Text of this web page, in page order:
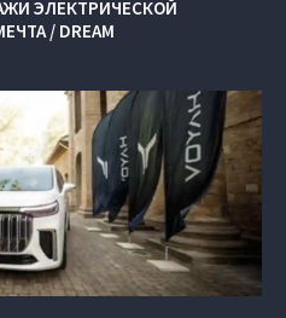
ЭЛЕКТРИЧЕСКОЙ
/ DREAM